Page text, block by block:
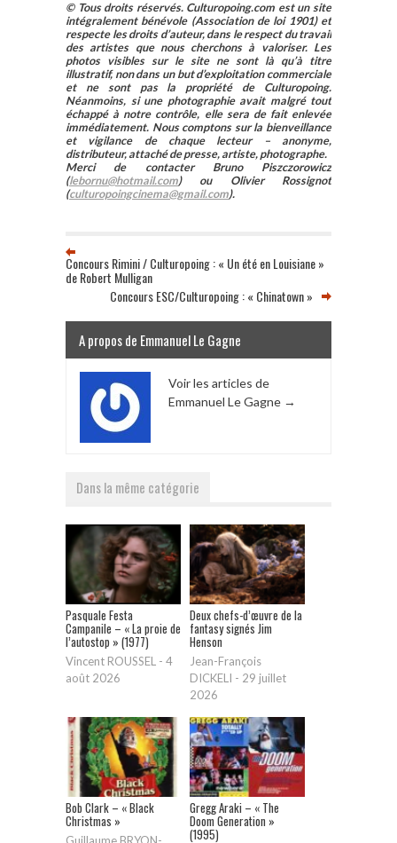
© Tous droits réservés. Culturopoing.com est un site
intégralement bénévole (Association de loi 1901) et
respecte les droits d’auteur, dans le respect du travail
des artistes que nous cherchons à valoriser. Les
photos visibles sur le site ne sont là qu’à titre
illustratif, non dans un but d’exploitation commerciale
et ne sont pas la propriété de Culturopoing.
Néanmoins, si une photographie avait malgré tout
échappé à notre contrôle, elle sera de fait enlevée
immédiatement. Nous comptons sur la bienveillance
et vigilance de chaque lecteur – anonyme,
distributeur, attaché de presse, artiste, photographe.
Merci de contacter Bruno Piszczorowicz
(lebornu@hotmail.com) ou Olivier Rossignot
(culturopoingcinema@gmail.com).
Concours Rimini / Culturopoing : « Un été en Louisiane »
de Robert Mulligan
Concours ESC/Culturopoing : « Chinatown »
A propos de Emmanuel Le Gagne
Voir les articles de
Emmanuel Le Gagne →
Dans la même catégorie
Pasquale Festa
Campanile – « La proie de
l’autostop » (1977)
Vincent ROUSSEL - 4
août 2026
Deux chefs-d’œuvre de la
fantasy signés Jim
Henson
Jean-François
DICKELI - 29 juillet
2026
Bob Clark – « Black
Christmas »
Gregg Araki – « The
Doom Generation »
(1995)